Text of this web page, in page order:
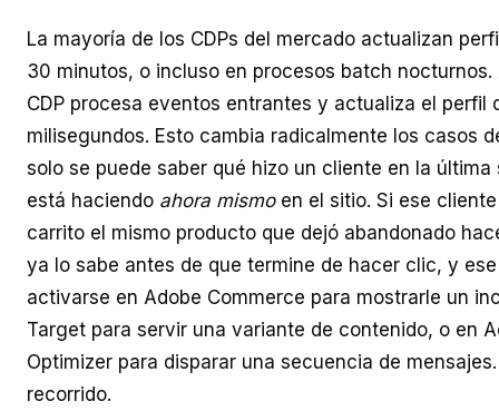
La mayoría de los CDPs del mercado actualizan
30 minutos, o incluso en procesos batch nocturnos.
CDP procesa eventos entrantes y actualiza el perfil
milisegundos. Esto cambia radicalmente los casos
solo se puede saber qué hizo un cliente en la última
está haciendo ahora mismoen el sitio. Si ese
carrito el mismo producto que dejó abandonado
ya lo sabe antes de que termine de hacer clic, y
activarse en Adobe Commerce para mostrarle un
Target para servir una variante de contenido, o en
Optimizer para disparar una secuencia de
recorrido.